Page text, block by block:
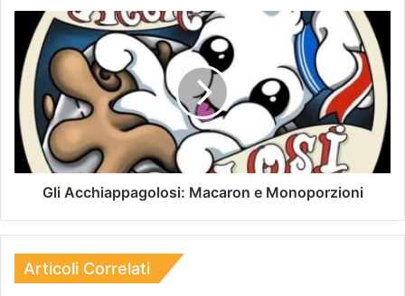
Gli Acchiappagolosi: Macaron e Monoporzioni
Articoli Correlati